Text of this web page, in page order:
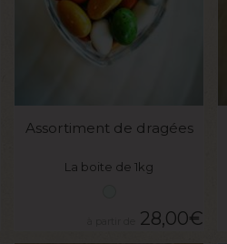
Assortiment de dragées
La boite de 1kg
28,00€